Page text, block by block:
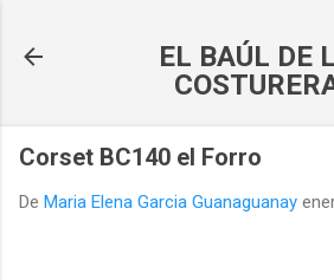
EL BAÚL DE
Corset BC140 el Forro
De Maria Elena Garcia Guanaguanay